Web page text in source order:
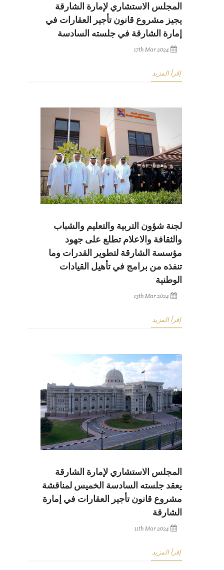
المجلس الاستشاري لإمارة الشارقة
يجيز مشروع قانون تأجير العقارات في
إمارة الشارقة في جلسته السادسة
17th Mar 2024
إقرأ المزيد
لجنة شؤون التربية والتعليم والشباب
والثقافة والاعلام تطلع على جهود
مؤسسة الشارقة لتطوير القدرات وما
تنفذه من برامج في تأهيل القيادات
الوطنية
13th Mar 2024
إقرأ المزيد
المجلس الاستشاري لإمارة الشارقة
يعقد جلسته السادسة الخميس لمناقشة
مشروع قانون تأجير العقارات في إمارة
الشارقة
11th Mar 2024
إقرأ المزيد